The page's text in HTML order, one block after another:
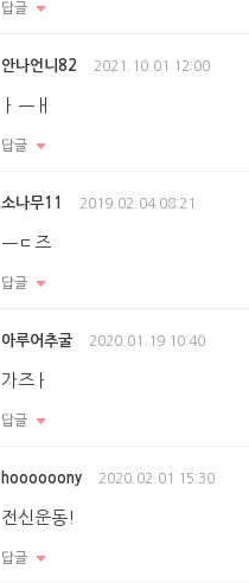
답글
안나언니82 2021.10.01 12:00
ㅏㅡㅐ
답글
소나무11 2019.02.04 08:21
ㅡㄷ즈
답글
아루어추굴 2020.01.19 10:40
가즈ㅏ
답글
hoooooony 2020.02.01 15:30
전신운동!
답글